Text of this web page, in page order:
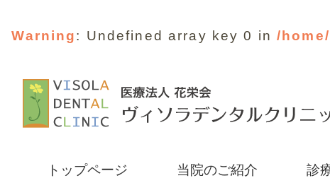
Warning: Undefined array key 0 in /
トップページ 当院のご紹介 診